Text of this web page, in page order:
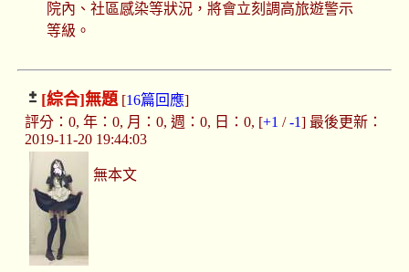
院內、社區感染等狀況，將會立刻調高旅遊警示
等級。
[綜合]無題[16篇回應]
評分：0, 年：0, 月：0, 週：0, 日：0, [+1 /-1] 最後更新：
2019-11-20 19:44:03
無本文